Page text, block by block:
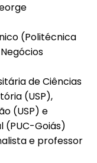
(Politécnica
de Ciências
(USP),
(USP) e
(PUC-Goiás)
e professor